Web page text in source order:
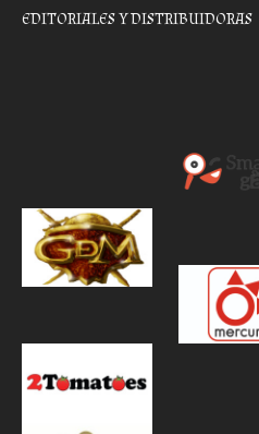
EDITORIALES Y DISTRIBUIDORAS